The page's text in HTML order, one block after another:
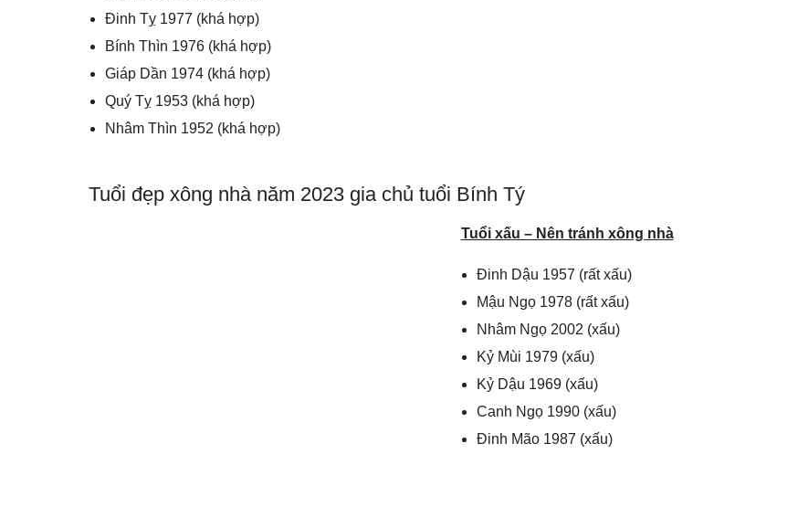
Đinh Tỵ 1977 (khá hợp)
Bính Thìn 1976 (khá hợp)
Giáp Dần 1974 (khá hợp)
Quý Tỵ 1953 (khá hợp)
Nhâm Thìn 1952 (khá hợp)
Tuổi đẹp xông nhà năm 2023 gia chủ tuổi Bính Tý
Tuổi xấu – Nên tránh xông nhà
Đinh Dậu 1957 (rất xấu)
Mậu Ngọ 1978 (rất xấu)
Nhâm Ngọ 2002 (xấu)
Kỷ Mùi 1979 (xấu)
Kỷ Dậu 1969 (xấu)
Canh Ngọ 1990 (xấu)
Đinh Mão 1987 (xấu)